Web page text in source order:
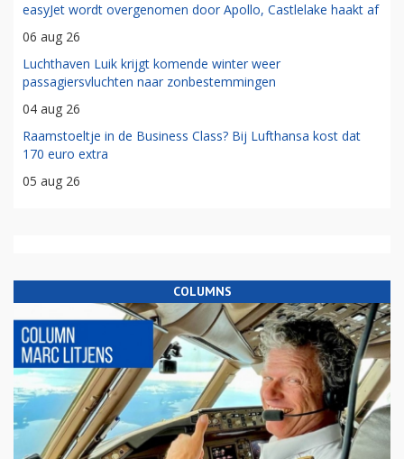
easyJet wordt overgenomen door Apollo, Castlelake haakt af
06 aug 26
Luchthaven Luik krijgt komende winter weer
passagiersvluchten naar zonbestemmingen
04 aug 26
Raamstoeltje in de Business Class? Bij Lufthansa kost dat
170 euro extra
05 aug 26
COLUMNS